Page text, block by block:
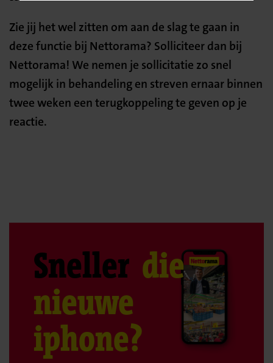
Zie jij het wel zitten om aan de slag te gaan in
deze functie bij Nettorama? Solliciteer dan bij
Nettorama! We nemen je sollicitatie zo snel
mogelijk in behandeling en streven ernaar binnen
twee weken een terugkoppeling te geven op je
reactie.
Sneller die
nieuwe
iphone?